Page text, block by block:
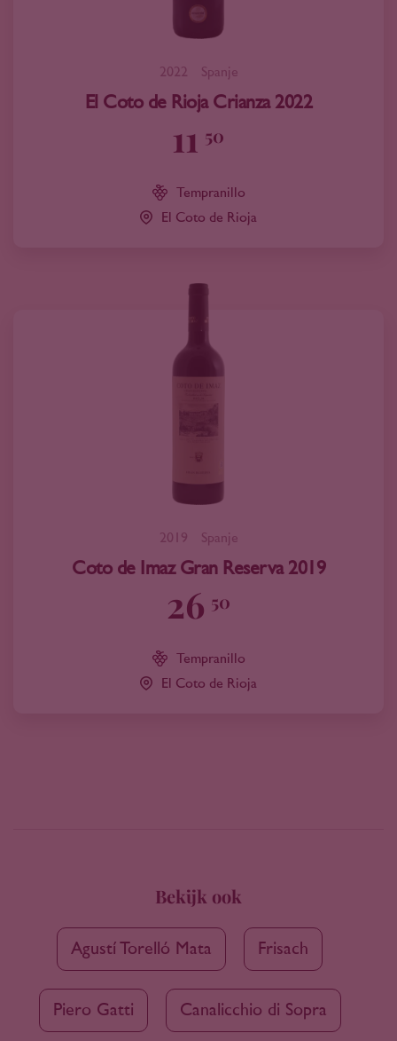
2022 Spanje
El Coto de Rioja Crianza 2022
11 50
Tempranillo
El Coto de Rioja
2019 Spanje
Coto de Imaz Gran Reserva 2019
26 50
Tempranillo
El Coto de Rioja
Bekijk ook
Agustí Torelló Mata Frisach
Piero Gatti Canalicchio di Sopra